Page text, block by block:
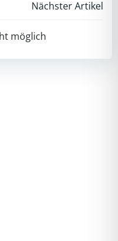
PostNächster Artikel
möglich